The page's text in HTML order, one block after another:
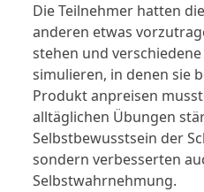
Die Teilnehmer hatten
anderen etwas
stehen und
simulieren, in denen sie
Produkt anpreisen
alltäglichen Übungen
Selbstbewusstsein der
sondern verbesserten
Selbstwahrnehmung.